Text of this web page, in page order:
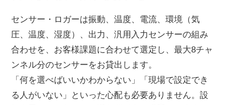
センサー・ロガーは振動、温度、電流、環境（気
圧、温度、湿度）、出力、汎用入力センサーの組み
合わせを、お客様課題に合わせて選定し、最大8チャ
ンネル分のセンサーをお貸出します。
「何を選べばいいかわからない」「現場で設定でき
る人がいない」といった心配も必要ありません。設